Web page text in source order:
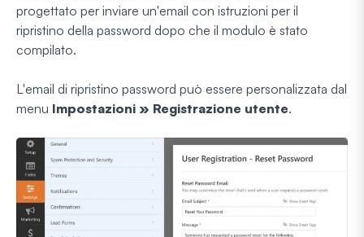
progettato per inviare un'email con istruzioni per il
ripristino della password dopo che il modulo è stato
compilato.
L'email di ripristino password può essere personalizzata dal
menu Impostazioni » Registrazione utente.